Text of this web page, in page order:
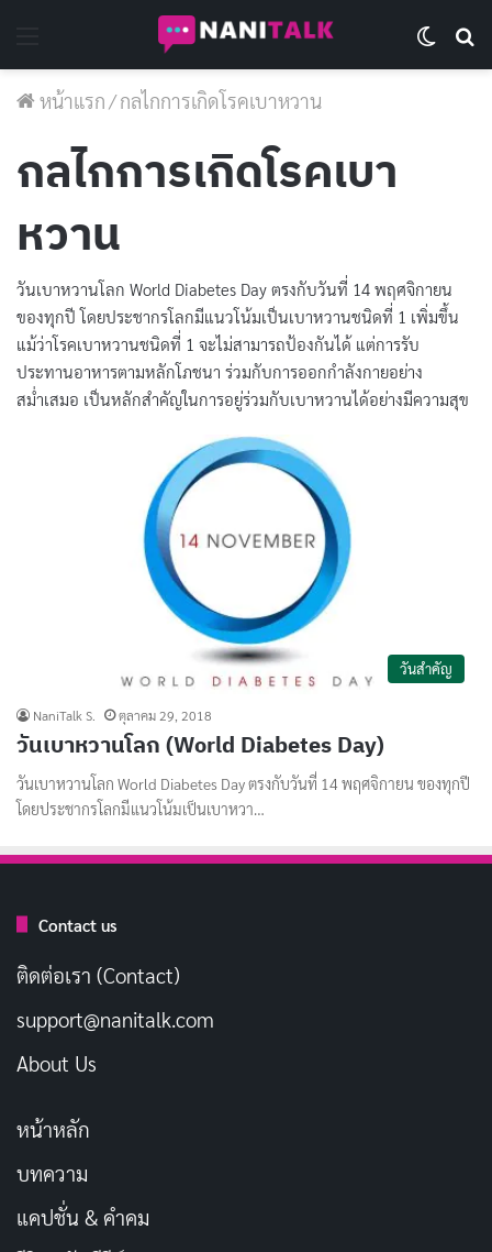
หน้าแรก/กลไกการเกิดโรคเบาหวาน
กลไกการเกิดโรคเบา
หวาน
วันเบาหวานโลก World Diabetes Day ตรงกับวันที่ 14 พฤศจิกายน
ของทุกปี โดยประชากรโลกมีแนวโน้มเป็นเบาหวานชนิดที่ 1 เพิ่มขึ้น
แม้ว่าโรคเบาหวานชนิดที่ 1 จะไม่สามารถป้องกันได้ แต่การรับ
ประทานอาหารตามหลักโภชนา ร่วมกับการออกกำลังกายอย่าง
สม่ำเสมอ เป็นหลักสำคัญในการอยู่ร่วมกับเบาหวานได้อย่างมีความสุข
วันสำคัญ
NaniTalk S. ตุลาคม 29, 2018
วันเบาหวานโลก (World Diabetes Day)
วันเบาหวานโลก World Diabetes Day ตรงกับวันที่ 14 พฤศจิกายน ของทุกปี
โดยประชากรโลกมีแนวโน้มเป็นเบาหวา…
Contact us
ติดต่อเรา (Contact)
support@nanitalk.com
About Us
หน้าหลัก
บทความ
แคปชั่น & คำคม